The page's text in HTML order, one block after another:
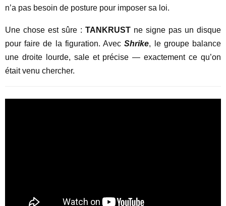
n’a pas besoin de posture pour imposer sa loi.
Une chose est sûre : TANKRUST ne signe pas un disque
pour faire de la figuration. AvecShrike, le groupe balance
une droite lourde, sale et précise — exactement ce qu’on
était venu chercher.